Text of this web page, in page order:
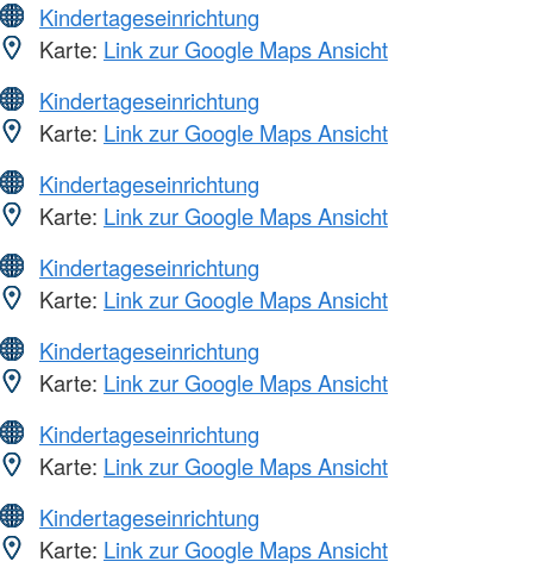
Kindertageseinrichtung
Karte: Link zur Google Maps Ansicht
Kindertageseinrichtung
Karte: Link zur Google Maps Ansicht
Kindertageseinrichtung
Karte: Link zur Google Maps Ansicht
Kindertageseinrichtung
Karte: Link zur Google Maps Ansicht
Kindertageseinrichtung
Karte: Link zur Google Maps Ansicht
Kindertageseinrichtung
Karte: Link zur Google Maps Ansicht
Kindertageseinrichtung
Karte: Link zur Google Maps Ansicht